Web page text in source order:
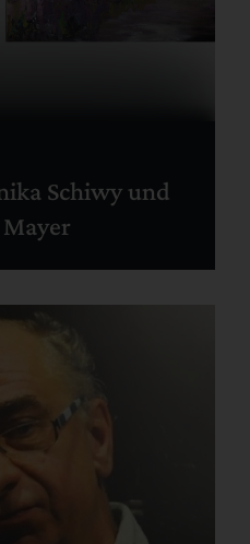
Schiwy und